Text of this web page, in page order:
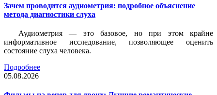
Зачем проводится аудиометрия: подробное объяснение
метода диагностики слуха
Аудиометрия — это базовое, но при этом крайне
информативное исследование, позволяющее оценить
состояние слуха человека.
Подробнее
05.08.2026